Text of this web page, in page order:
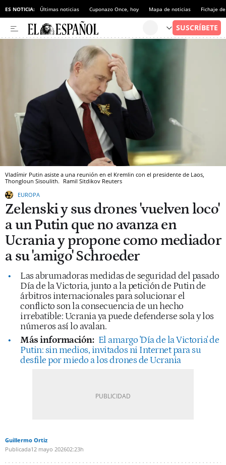
ES NOTICIA:
- El Rúgido Últimas noticias Cuponazo Once, hoy Mapa de noticias Fichaje
Vladímir Putin asiste a una reunión en el Kremlin con el presidente de Laos,
Thongloun Sisoulith. Ramil Sitdikov Reuters
EUROPA
Zelenski y sus drones 'vuelven loco'
a un Putin que no avanza en
Ucrania y propone como mediador
a su 'amigo' Schroeder
Las abrumadoras medidas de seguridad del pasado
Día de la Victoria, junto a la petición de Putin de
árbitros internacionales para solucionar el
conflicto son la consecuencia de un hecho
irrebatible: Ucrania ya puede defenderse sola y los
números así lo avalan.
Más información: El amargo 'Día de la Victoria' de
Putin: sin medios, invitados ni Internet para su
desfile por miedo a los drones de Ucrania
Guillermo Ortiz
Publicada12 mayo 202602:23h